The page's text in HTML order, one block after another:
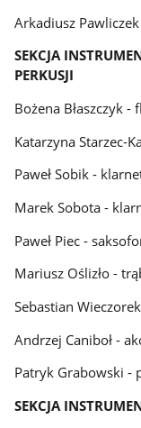
Arkadiusz
SEKCJA
PERKUSJI
Bożena Błaszczyk -
Katarzyna Starzec-
Paweł Sobik -
Marek Sobota -
Paweł Piec -
Mariusz Oślizło -
Sebastian
Andrzej Caniboł -
Patryk Grabowski -
SEKCJA